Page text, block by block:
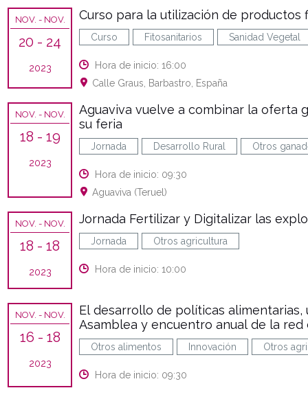
NOV. - NOV.
20 - 24
2023
Curso para la utilización de productos
Curso Fitosanitarios Sanidad Vegetal
Hora de inicio: 16:00
Calle Graus, Barbastro, España
NOV. - NOV.
18 - 19
2023
Aguaviva vuelve a combinar la oferta
su feria
Jornada Desarrollo Rural Otros
Hora de inicio: 09:30
Aguaviva (Teruel)
NOV. - NOV.
18 - 18
2023
Jornada Fertilizar y Digitalizar las
Jornada Otros agricultura
Hora de inicio: 10:00
NOV. - NOV.
16 - 18
2023
El desarrollo de políticas
Asamblea y encuentro anual de la
Otros alimentos Innovación Otros
Hora de inicio: 09:30